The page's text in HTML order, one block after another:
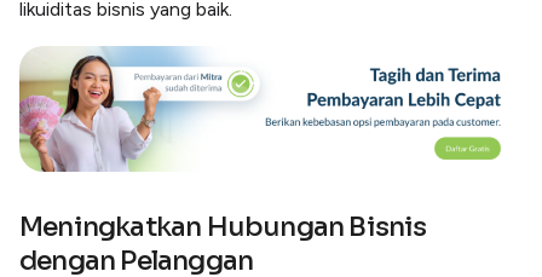
likuiditas bisnis yang baik.
Meningkatkan Hubungan Bisnis
dengan Pelanggan